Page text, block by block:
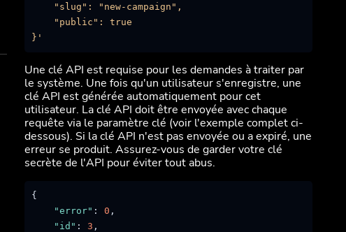
    "slug": "new-campaign",
    "public": true
}'
Une clé API est requise pour les demandes à traiter par
le système. Une fois qu'un utilisateur s'enregistre, une
clé API est générée automatiquement pour cet
utilisateur. La clé API doit être envoyée avec chaque
requête via le paramètre clé (voir l'exemple complet ci-
dessous). Si la clé API n'est pas envoyée ou a expiré, une
erreur se produit. Assurez-vous de garder votre clé
secrète de l'API pour éviter tout abus.
{
"error" : 0 ,
"id" : 3 ,